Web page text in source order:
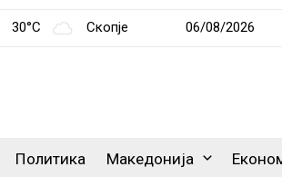
30°C Скопје 06/08/2026
Политика Македонија